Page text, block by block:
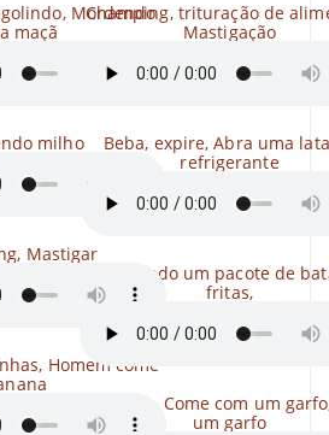
Mordendo
maçã
milho
Mastigar
Homem come
Champing, trituração de
Mastigação
Beba, expire, Abra uma
refrigerante
Rasgando um pacote de
fritas,
Champs, Come com um
um garfo